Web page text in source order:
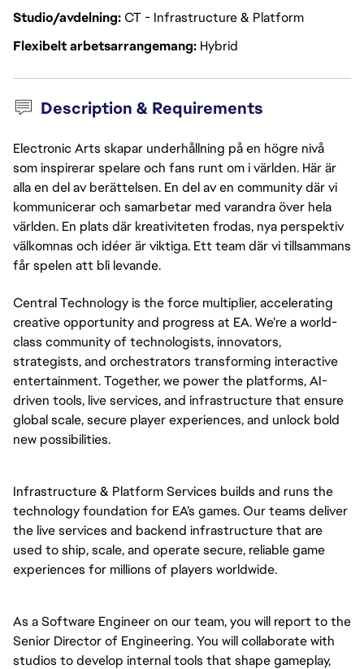
Studio/avdelningCT - Infrastructure & Platform
Flexibelt arbetsarrangemang Hybrid
Description & Requirements
Electronic Arts skapar underhållning på en högre nivå
som inspirerar spelare och fans runt om i världen. Här är
alla en del av berättelsen. En del av en community där vi
kommunicerar och samarbetar med varandra över hela
världen. En plats där kreativiteten frodas, nya perspektiv
välkomnas och idéer är viktiga. Ett team där vi tillsammans
får spelen att bli levande.
Central Technology is the force multiplier, accelerating
creative opportunity and progress at EA. We’re a world-
class community of technologists, innovators,
strategists, and orchestrators transforming interactive
entertainment. Together, we power the platforms, AI-
driven tools, live services, and infrastructure that ensure
global scale, secure player experiences, and unlock bold
new possibilities.
Infrastructure & Platform Services builds and runs the
technology foundation for EA’s games. Our teams deliver
the live services and backend infrastructure that are
used to ship, scale, and operate secure, reliable game
experiences for millions of players worldwide.
As a Software Engineer on our team, you will report to the
Senior Director of Engineering. You will collaborate with
studios to develop internal tools that shape gameplay,